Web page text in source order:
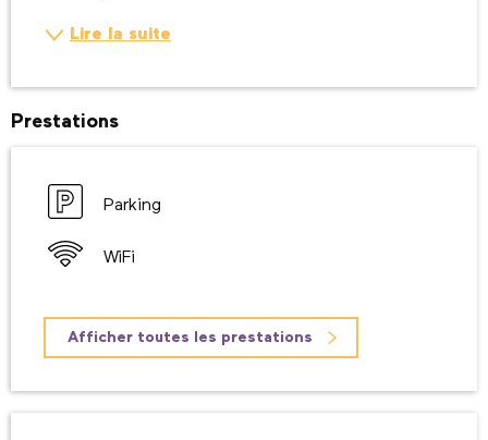
Lire la suite
Prestations
Parking
WiFi
Afficher toutes les prestations